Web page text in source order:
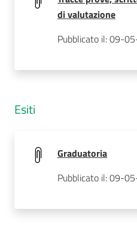
di valutazione
Pubblicato il: 09-
Esiti
Graduatoria
Pubblicato il: 09-